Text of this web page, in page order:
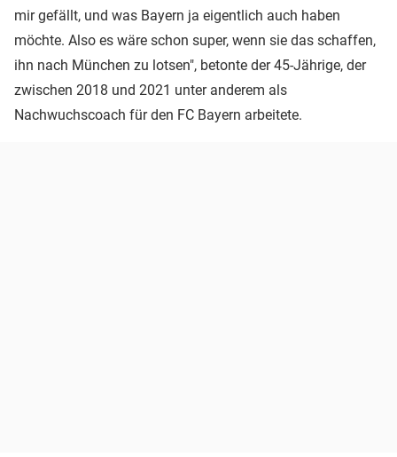
mir gefällt, und was Bayern ja eigentlich auch haben
möchte. Also es wäre schon super, wenn sie das schaffen,
ihn nach München zu lotsen", betonte der 45-Jährige, der
zwischen 2018 und 2021 unter anderem als
Nachwuchscoach für den FC Bayern arbeitete.